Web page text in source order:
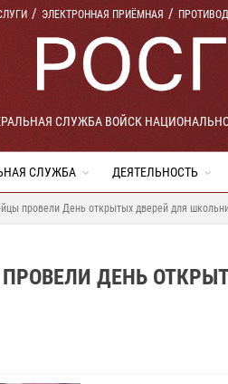
ЭЛЕКТРОННАЯ ПРИЁМНАЯ
СЛУЖБА ВОЙСК
СЛУЖБА ДЕЯТЕЛЬНОСТЬ
провели День открытых дверей для
ДЕНЬ